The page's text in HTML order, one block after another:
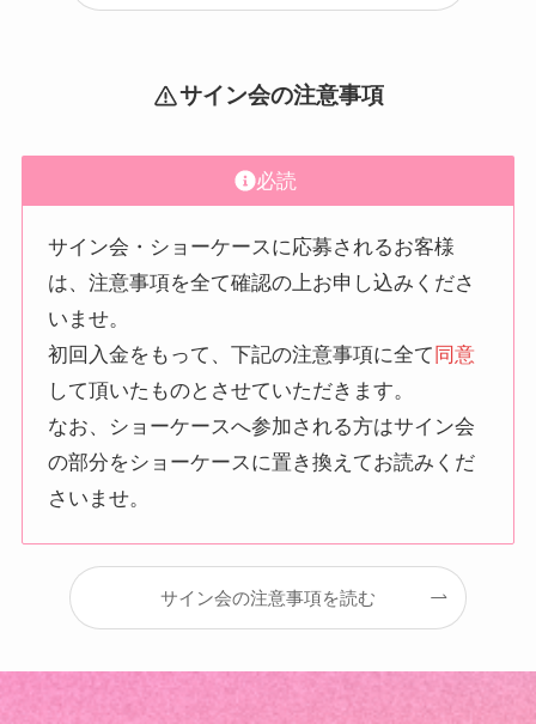
サイン会の注意事項
必読
サイン会・ショーケースに応募されるお客様
は、注意事項を全て確認の上お申し込みくださ
いませ。
初回入金をもって、下記の注意事項に全て 同意
して頂いたものとさせていただきます。
なお、ショーケースへ参加される方はサイン会
の部分をショーケースに置き換えてお読みくだ
さいませ。
サイン会の注意事項を読む